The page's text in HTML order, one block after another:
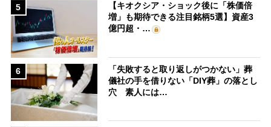
5
【キオクシア・ショック後に「株価倍
増」も期待できる注目銘柄5選】資産3
億円超・…
6
「失敗すると取り返しがつかない」葬
儀社の手を借りない「DIY葬」の落とし
穴 素人には…